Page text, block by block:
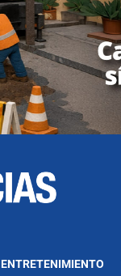
ENTRETENIMIENTO